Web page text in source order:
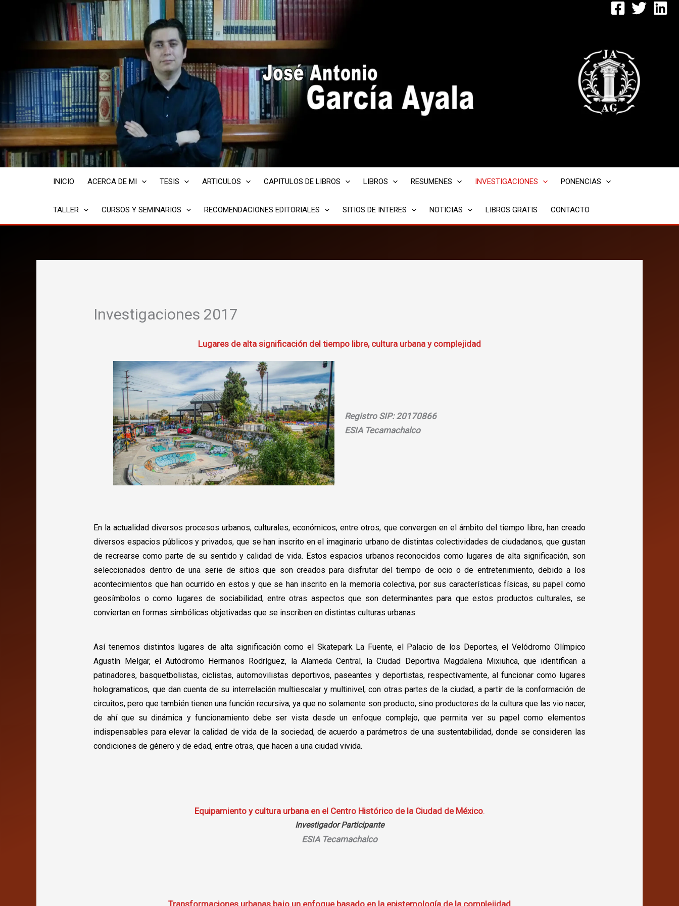
INICIO ACERCA DE MI TESIS ARTICULOS CAPITULOS DE LIBROS LIBROS RESUMENES INVESTIGACIONES PONENCIAS
TALLER CURSOS Y SEMINARIOS RECOMENDACIONES EDITORIALES SITIOS DE INTERES NOTICIAS LIBROS GRATIS CONTACTO
Investigaciones 2017
Lugares de alta significación del tiempo libre, cultura urbana y complejidad
Registro SIP: 20170866
ESIA Tecamachalco
En la actualidad diversos procesos urbanos, culturales, económicos, entre otros, que convergen en el ámbito del tiempo libre, han creado
diversos espacios públicos y privados, que se han inscrito en el imaginario urbano de distintas colectividades de ciudadanos, que gustan
de recrearse como parte de su sentido y calidad de vida. Estos espacios urbanos reconocidos como lugares de alta significación, son
seleccionados dentro de una serie de sitios que son creados para disfrutar del tiempo de ocio o de entretenimiento, debido a los
acontecimientos que han ocurrido en estos y que se han inscrito en la memoria colectiva, por sus características físicas, su papel como
geosímbolos o como lugares de sociabilidad, entre otras aspectos que son determinantes para que estos productos culturales, se
conviertan en formas simbólicas objetivadas que se inscriben en distintas culturas urbanas.
Así tenemos distintos lugares de alta significación como el Skatepark La Fuente, el Palacio de los Deportes, el Velódromo Olímpico
Agustín Melgar, el Autódromo Hermanos Rodríguez, la Alameda Central, la Ciudad Deportiva Magdalena Mixiuhca, que identifican a
patinadores, basquetbolistas, ciclistas, automovilistas deportivos, paseantes y deportistas, respectivamente, al funcionar como lugares
hologramaticos, que dan cuenta de su interrelación multiescalar y multinivel, con otras partes de la ciudad, a partir de la conformación de
circuitos, pero que también tienen una función recursiva, ya que no solamente son producto, sino productores de la cultura que las vio nacer,
de ahí que su dinámica y funcionamiento debe ser vista desde un enfoque complejo, que permita ver su papel como elementos
indispensables para elevar la calidad de vida de la sociedad, de acuerdo a parámetros de una sustentabilidad, donde se consideren las
condiciones de género y de edad, entre otras, que hacen a una ciudad vivida.
Equipamiento y cultura urbana en el Centro Histórico de la Ciudad de México.
Investigador Participante
ESIA Tecamachalco